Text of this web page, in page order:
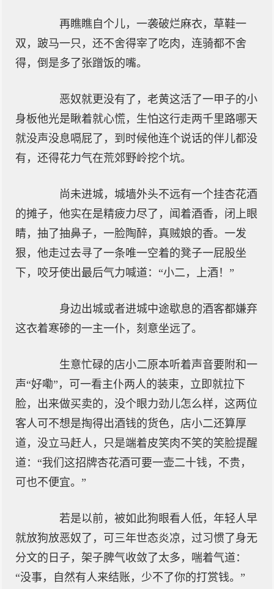
再瞧瞧自个儿，一袭破烂麻衣，草鞋一
双，跛马一只，还不舍得宰了吃肉，连骑都不舍
得，倒是多了张蹭饭的嘴。
恶奴就更没有了，老黄这活了一甲子的小
身板他光是瞅着就心慌，生怕这行走两千里路哪天
就没声没息嗝屁了，到时候他连个说话的伴儿都没
有，还得花力气在荒郊野岭挖个坑。
尚未进城，城墙外头不远有一个挂杏花酒
的摊子，他实在是精疲力尽了，闻着酒香，闭上眼
睛，抽了抽鼻子，一脸陶醉，真贼娘的香。一发
狠，他走过去寻了一条唯一空着的凳子一屁股坐
下，咬牙使出最后气力喊道：“小二，上酒！”
身边出城或者进城中途歇息的酒客都嫌弃
这衣着寒碜的一主一仆，刻意坐远了。
生意忙碌的店小二原本听着声音要附和一
声“好嘞”，可一看主仆两人的装束，立即就拉下
脸，出来做买卖的，没个眼力劲儿怎么样，这两位
客人可不想是掏得出酒钱的货色，店小二还算厚
道，没立马赶人，只是端着皮笑肉不笑的笑脸提醒
道：“我们这招牌杏花酒可要一壶二十钱，不贵，
可也不便宜。”
若是以前，被如此狗眼看人低，年轻人早
就放狗放恶奴了，可三年世态炎凉，过习惯了身无
分文的日子，架子脾气收敛了太多，喘着气道：
“没事，自然有人来结账，少不了你的打赏钱。”